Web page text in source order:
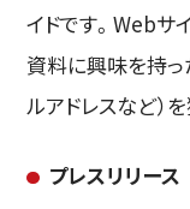
イドです。Webサ
資料に興味を持っ
ルアドレスなど）
プレスリリース